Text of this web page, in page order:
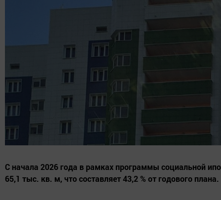
С начала 2026 года в рамках программы социальной
65,1 тыс. кв. м, что составляет 43,2 % от годового